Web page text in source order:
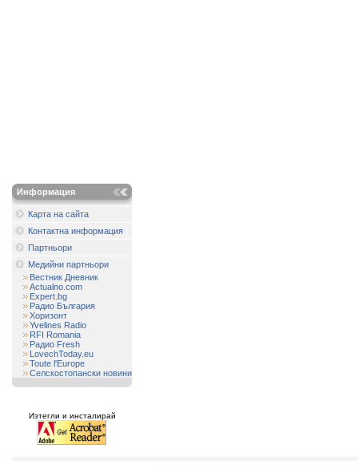
Информация
Карта на сайта
Контактна информация
Партньори
Медийни партньори
Вестник Дневник
Actualno.com
Expert.bg
Радио България
Хоризонт
Yvelines Radio
RFI Romania
Радио Fresh
LovechToday.eu
Toute l'Europe
Селскостопански новини
Изтегли и инсталирай